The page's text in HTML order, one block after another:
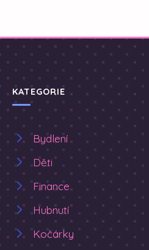
KATEGORIE
Bydlení
Děti
Finance
Hubnutí
Kočárky